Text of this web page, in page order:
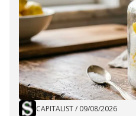
CAPITALIST/ 09/08/2026